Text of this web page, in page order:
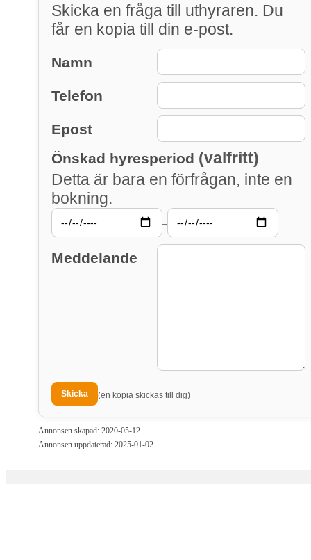
Skicka en fråga till uthyraren. Du
får en kopia till din e-post.
Namn
Telefon
Epost
Önskad hyresperiod (valfritt)
Detta är bara en förfrågan, inte en
bokning.
–
Meddelande
(en kopia skickas till dig)
Annonsen skapad: 2020-05-12
Annonsen uppdaterad: 2025-01-02